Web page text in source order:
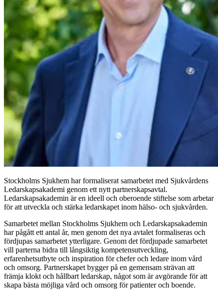
Stockholms Sjukhem har formaliserat samarbetet med Sjukvårdens
Ledarskapsakademi genom ett nytt partnerskapsavtal.
Ledarskapsakademin är en ideell och oberoende stiftelse som arbetar
för att utveckla och stärka ledarskapet inom hälso- och sjukvården.
Samarbetet mellan Stockholms Sjukhem och Ledarskapsakademin
har pågått ett antal år, men genom det nya avtalet formaliseras och
fördjupas samarbetet ytterligare. Genom det fördjupade samarbetet
vill parterna bidra till långsiktig kompetensutveckling,
erfarenhetsutbyte och inspiration för chefer och ledare inom vård
och omsorg. Partnerskapet bygger på en gemensam strävan att
främja klokt och hållbart ledarskap, något som är avgörande för att
skapa bästa möjliga vård och omsorg för patienter och boende.